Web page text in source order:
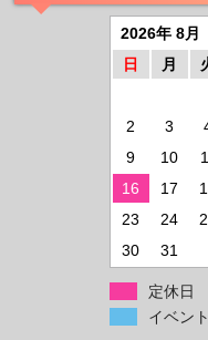
2026年 8月
日
月
2
3
9
10
16
17
23
24
30
31
定休日
イベン